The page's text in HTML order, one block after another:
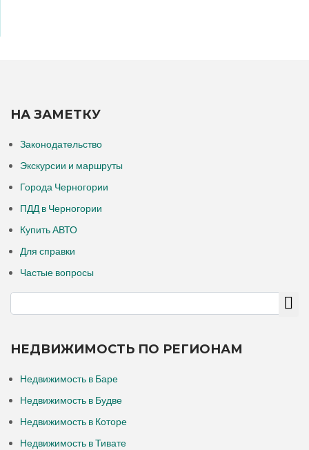
НА ЗАМЕТКУ
Законодательство
Экскурсии и маршруты
Города Черногории
ПДД в Черногории
Купить АВТО
Для справки
Частые вопросы
НЕДВИЖИМОСТЬ ПО РЕГИОНАМ
Недвижимость в Баре
Недвижимость в Будве
Недвижимость в Которе
Недвижимость в Тивате